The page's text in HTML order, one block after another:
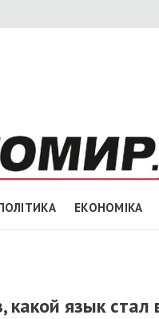
ЕКОНОМІКА
какой язык